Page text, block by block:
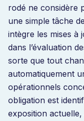
rodé ne considère
une simple tâche
intègre les mises à
dans l’évaluation
sorte que tout
automatiquement
opérationnels
obligation est
exposition